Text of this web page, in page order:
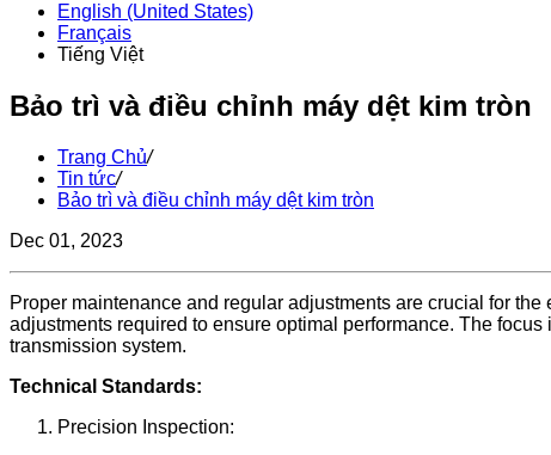
English (United States)
Français
Tiếng Việt
Bảo trì và điều chỉnh máy dệt kim tròn
Trang Chủ/
Tin tức/
Bảo trì và điều chỉnh máy dệt kim tròn
Dec 01, 2023
Proper maintenance and regular adjustments are crucial for the
adjustments required to ensure optimal performance. The
transmission system.
Technical Standards:
Precision Inspection: